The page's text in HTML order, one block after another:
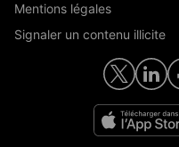
Mentions légales
Signaler un contenu illicite